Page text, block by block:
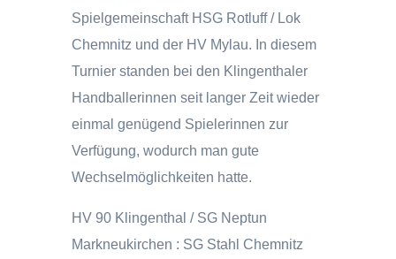
Spielgemeinschaft HSG Rotluff / Lok
Chemnitz und der HV Mylau. In diesem
Turnier standen bei den Klingenthaler
Handballerinnen seit langer Zeit wieder
einmal genügend Spielerinnen zur
Verfügung, wodurch man gute
Wechselmöglichkeiten hatte.
HV 90 Klingenthal / SG Neptun
Markneukirchen : SG Stahl Chemnitz